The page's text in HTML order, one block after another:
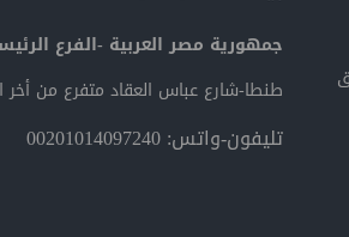
جمهورية مصر العربية -الفرع
طنطا-شارع عباس العقاد متفرع من أخر
تليفون-واتس: 00201014097240